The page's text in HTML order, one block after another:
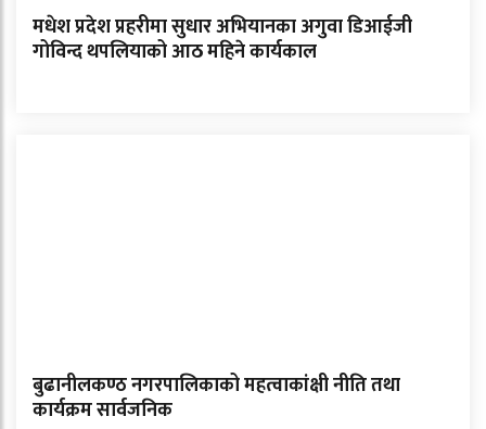
मधेश प्रदेश प्रहरीमा सुधार अभियानका अगुवा डिआईजी
गोविन्द थपलियाको आठ महिने कार्यकाल
बुढानीलकण्ठ नगरपालिकाको महत्वाकांक्षी नीति तथा
कार्यक्रम सार्वजनिक